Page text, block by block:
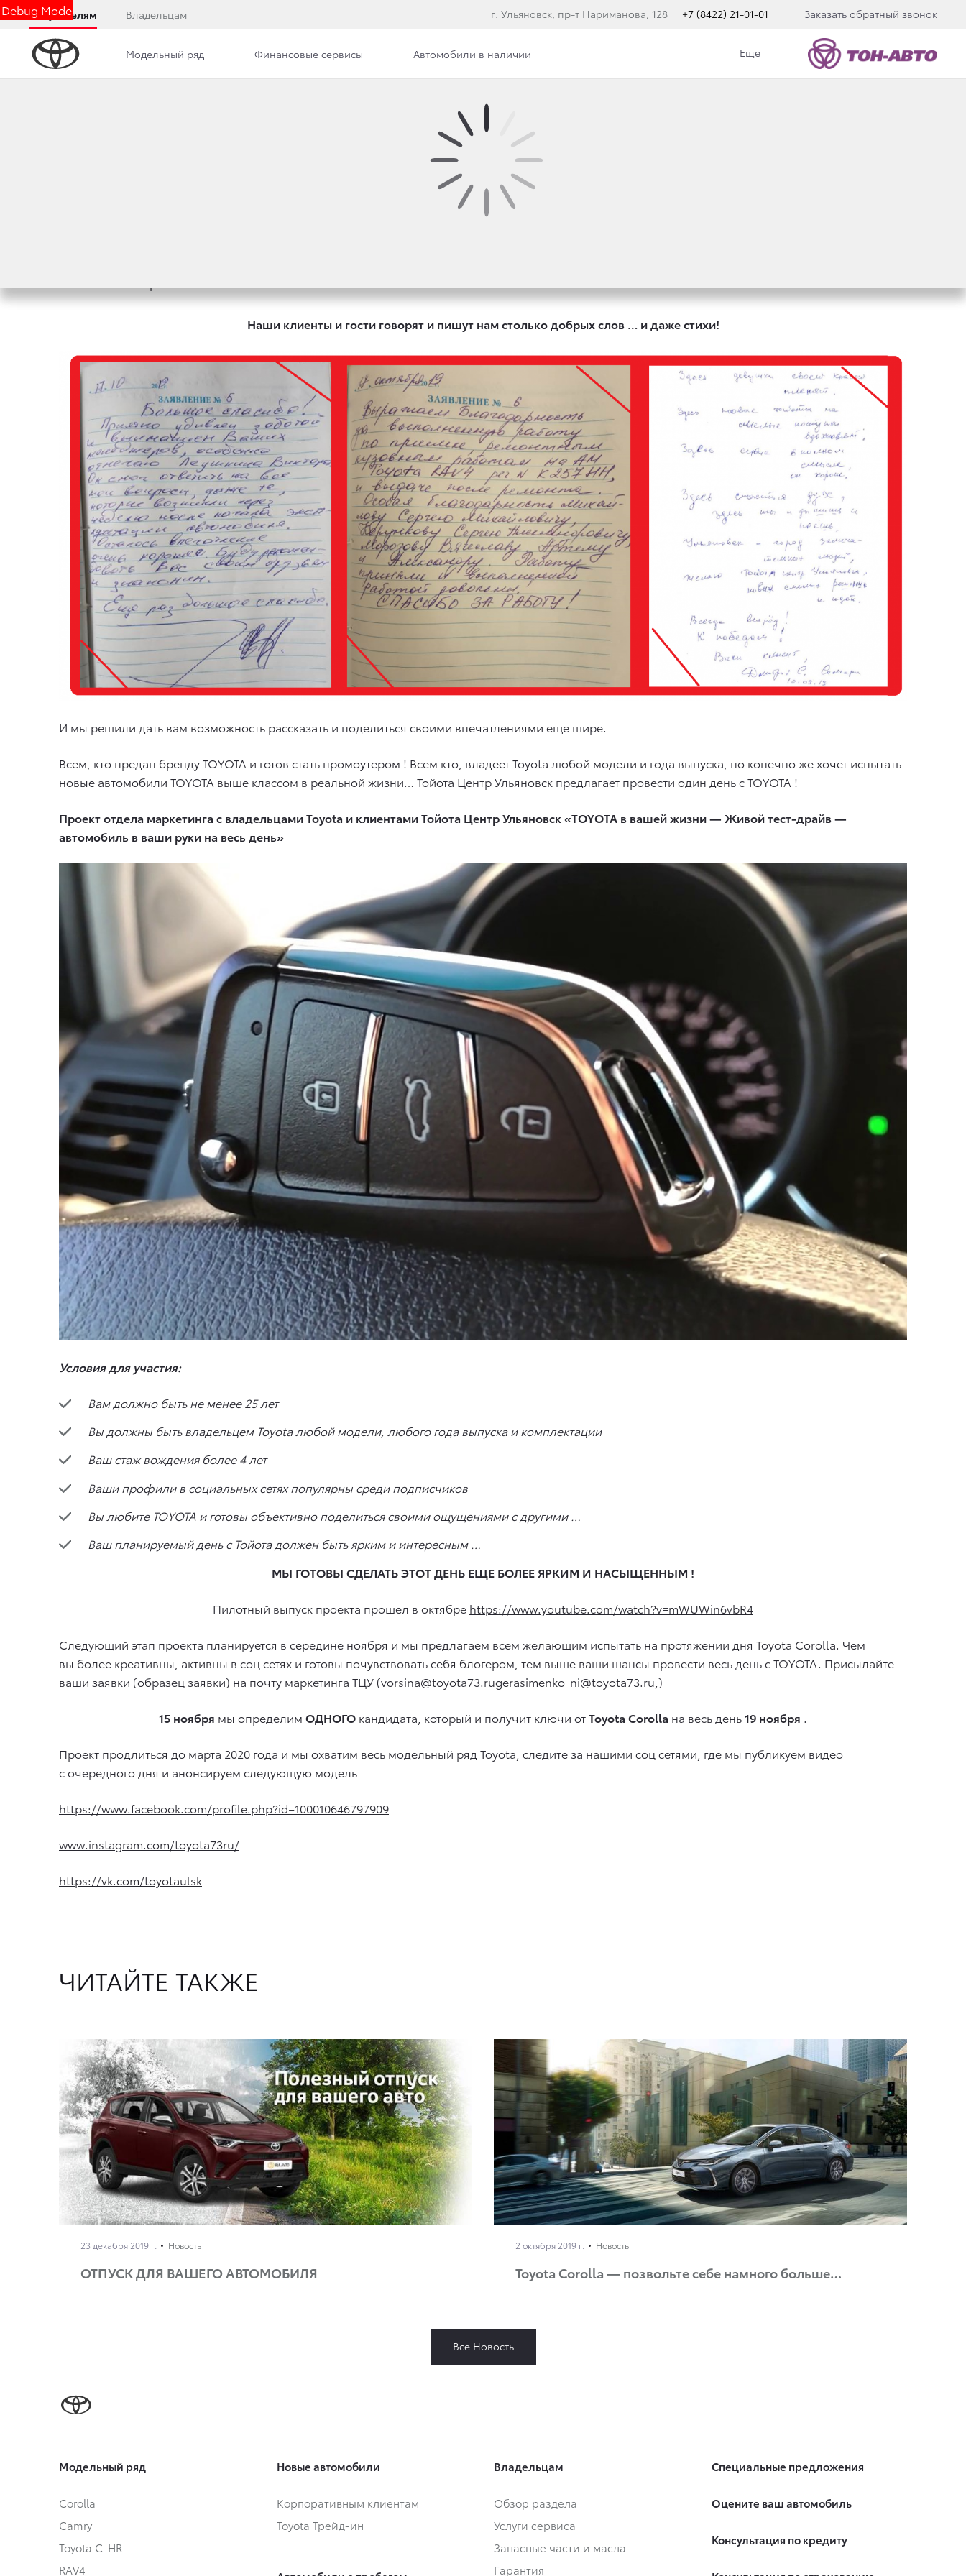
Debug Mode
Покупателям Владельцам г. Ульяновск, пр-т Нариманова, 128 +7 (8422) 21-01-01 Заказать обратный звонок
Модельный ряд Финансовые сервисы Автомобили в наличии Еще
УНИКАЛЬНЫЙ ПРОЕКТ -TOYOTA В ВАШЕЙ ЖИЗНИ !
Наши клиенты и гости говорят и пишут нам столько добрых слов … и даже стихи!
И мы решили дать вам возможность рассказать и поделиться своими впечатлениями еще шире.
Всем, кто предан бренду TOYOTA и готов стать промоутером ! Всем кто, владеет Toyota любой модели и года выпуска, но конечно же хочет испытать
новые автомобили TOYOTA выше классом в реальной жизни… Тойота Центр Ульяновск предлагает провести один день с TOYOTA !
Проект отдела маркетинга с владельцами Toyota и клиентами Тойота Центр Ульяновск «TOYOTA в вашей жизни — Живой тест-драйв —
автомобиль в ваши руки на весь день»
Условия для участия:
Вам должно быть не менее 25 лет
Вы должны быть владельцем Toyota любой модели, любого года выпуска и комплектации
Ваш стаж вождения более 4 лет
Ваши профили в социальных сетях популярны среди подписчиков
Вы любите TOYOTA и готовы объективно поделиться своими ощущениями с другими …
Ваш планируемый день с Тойота должен быть ярким и интересным …
МЫ ГОТОВЫ СДЕЛАТЬ ЭТОТ ДЕНЬ ЕЩЕ БОЛЕЕ ЯРКИМ И НАСЫЩЕННЫМ !
Пилотный выпуск проекта прошел в октябре https://www.youtube.com/watch?v=mWUWin6vbR4
Следующий этап проекта планируется в середине ноября и мы предлагаем всем желающим испытать на протяжении дня Toyota Corolla. Чем
вы более креативны, активны в соц сетях и готовы почувствовать себя блогером, тем выше ваши шансы провести весь день с TOYOTA. Присылайте
ваши заявки (образец заявки) на почту маркетинга ТЦУ (vorsina@toyota73.rugerasimenko_ni@toyota73.ru,)
15 ноября мы определим ОДНОГО кандидата, который и получит ключи отToyota Corolla на весь день19 ноября .
Проект продлиться до марта 2020 года и мы охватим весь модельный ряд Toyota, следите за нашими соц сетями, где мы публикуем видео
с очередного дня и анонсируем следующую модель
https://www.facebook.com/profile.php?id=100010646797909
www.instagram.com/toyota73ru/
https://vk.com/toyotaulsk
ЧИТАЙТЕ ТАКЖЕ
23 декабря 2019 г. Новость
ОТПУСК ДЛЯ ВАШЕГО АВТОМОБИЛЯ
2 октября 2019 г. Новость
Toyota Corolla — позвольте себе намного больше…
Все Новость
Модельный ряд
Corolla
Camry
Toyota C-HR
RAV4
Новые автомобили
Корпоративным клиентам
Toyota Трейд-ин
Владельцам
Обзор раздела
Услуги сервиса
Запасные части и масла
Гарантия
Специальные предложения
Оцените ваш автомобиль
Консультация по кредиту